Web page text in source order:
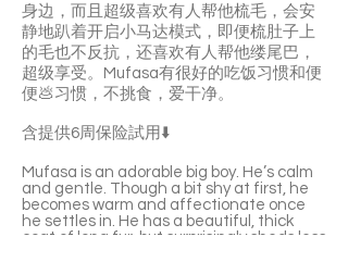
身边，而且超级喜欢有人帮他梳毛，会安
静地趴着开启小马达模式，即便梳肚子上
的毛也不反抗，还喜欢有人帮他缕尾巴，
超级享受。Mufasa有很好的吃饭习惯和便
便💩习惯，不挑食，爱干净。
含提供6周保险試用⬇️
Mufasa is an adorable big boy. He’s calm
and gentle. Though a bit shy at first, he
becomes warm and affectionate once
he settles in. He has a beautiful, thick
coat of long fur, but surprisingly sheds less